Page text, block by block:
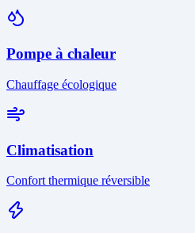
Pompe à chaleur
Chauffage écologique
Climatisation
Confort thermique réversible